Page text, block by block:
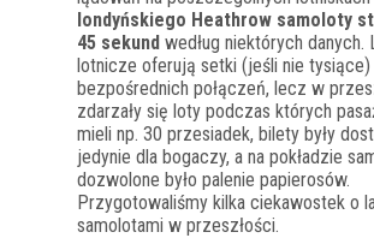
londyńskiego Heathrow samoloty
45 sekund według niektórych danych.
lotnicze oferują setki (jeśli nie tysiące)
bezpośrednich połączeń, lecz w
zdarzały się loty podczas których
mieli np. 30 przesiadek, bilety były
jedynie dla bogaczy, a na pokładzie
dozwolone było palenie papierosów.
Przygotowaliśmy kilka ciekawostek o
samolotami w przeszłości.